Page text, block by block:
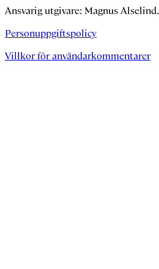
Ansvarig utgivare: Magnus Alselind.
Personuppgiftspolicy
Villkor för användarkommentarer